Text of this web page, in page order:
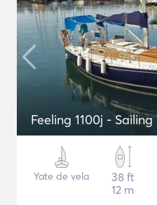
Feeling 1100j -
Yate de vela
38 ft
12 m